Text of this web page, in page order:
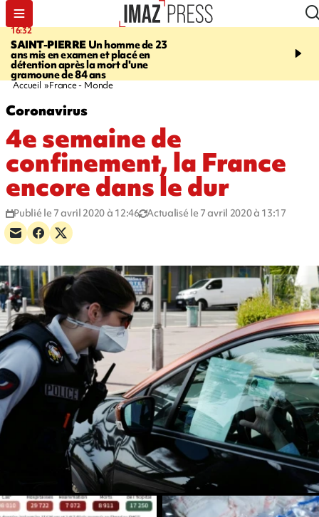
16:32
SAINT-PIERREUn homme de 23
ans mis en examen et placé en
détention après la mort d'une
gramoune de 84 ans
21:08
et Turquie scellent un
Accueil France - Monde
Coronavirus
4e semaine de
confinement, la France
encore dans le dur
Publié le 7 avril 2020 à 12:46 Actualisé le 7 avril 2020 à 13:17